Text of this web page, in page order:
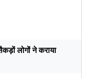
लोगों ने कराया